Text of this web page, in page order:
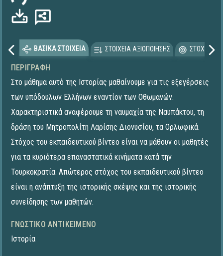
ΒΑΣΙΚΑ ΣΤΟΙΧΕΙΑ ΣΤΟΙΧΕΙΑ ΑΞΙΟΠΟΙΗΣΗΣ
ΠΕΡΙΓΡΑΦΉ
Στο μάθημα αυτό της Ιστορίας μαθαίνουμε για τις εξεγέρσεις
των υπόδουλων Ελλήνων εναντίον των Οθωμανών.
Χαρακτηριστικά αναφέρουμε τη ναυμαχία της Ναυπάκτου, τη
δράση του Μητροπολίτη Λαρίσης Διονυσίου, τα Ορλωφικά.
Στόχος του εκπαιδευτικού βίντεο είναι να μάθουν οι μαθητές
για τα κυριότερα επαναστατικά κινήματα κατά την
Τουρκοκρατία. Απώτερος στόχος του εκπαιδευτικού βίντεο
είναι η ανάπτυξη της ιστορικής σκέψης και της ιστορικής
συνείδησης των μαθητών.
ΓΝΩΣΤΙΚΌ ΑΝΤΙΚΕΊΜΕΝΟ
Ιστορία